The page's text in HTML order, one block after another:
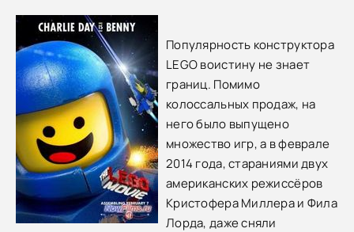
Популярность конструктора
LEGO воистину не знает
границ. Помимо
колоссальных продаж, на
него было выпущено
множество игр, а в феврале
2014 года, стараниями двух
американских режиссёров
Кристофера Миллера и Фила
Лорда, даже сняли